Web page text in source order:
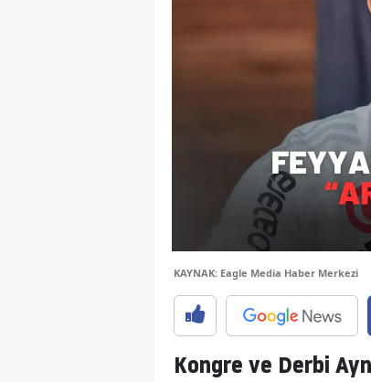
KAYNAK: Eagle Media Haber Merkezi
Kongre ve Derbi